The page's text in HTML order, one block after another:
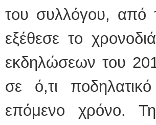
του συλλόγου, από
εξέθεσε το
εκδηλώσεων του
σε ό,τι
επόμενο χρόνο.